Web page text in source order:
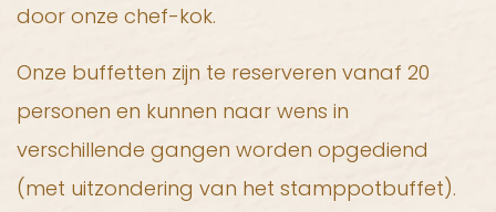
door onze chef-kok.
Onze buffetten zijn te reserveren vanaf 20
personen en kunnen naar wens in
verschillende gangen worden opgediend
(met uitzondering van het stamppotbuffet).